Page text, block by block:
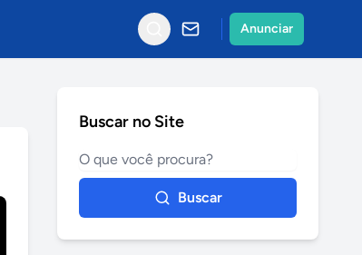
Anunciar
Buscar no Site
Buscar